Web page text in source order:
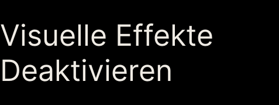
Visuelle Effekte
Deaktivieren